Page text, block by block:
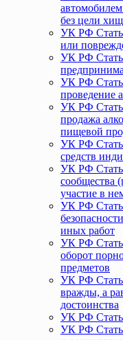
без цели
УК РФ
или
УК РФ
УК РФ
проведение
УК РФ
продажа
пищевой
УК РФ
средств
УК РФ
сообщества
участие в
УК РФ
иных работ
УК РФ
оборот
предметов
УК РФ
вражды, а
достоинства
УК РФ
УК РФ